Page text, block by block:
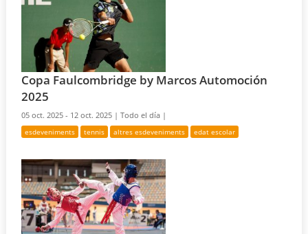
Copa Faulcombridge by Marcos Automoción
2025
05 oct. 2025 - 12 oct. 2025 |Todo el día |
esdeveniments tennis altres esdeveniments edat escolar